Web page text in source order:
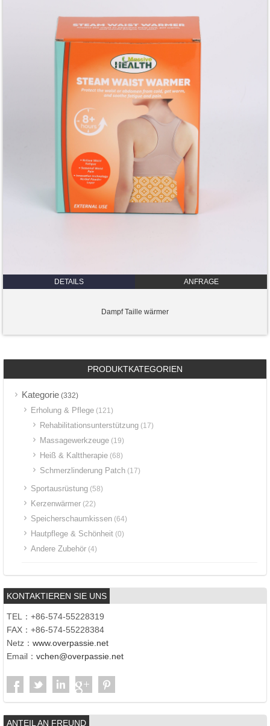
DETAILS ANFRAGE
Dampf Taille wärmer
PRODUKTKATEGORIEN
Kategorie (332)
Erholung & Pflege (121)
Rehabilitationsunterstützung (17)
Massagewerkzeuge (19)
Heiß & Kalttherapie (68)
Schmerzlinderung Patch (17)
Sportausrüstung (58)
Kerzenwärmer (22)
Speicherschaumkissen (64)
Hautpflege & Schönheit (0)
Andere Zubehör (4)
KONTAKTIEREN SIE UNS
TEL：+86-574-55228319
FAX：+86-574-55228384
Netz： www.overpassie.net
Email： vchen@overpassie.net
ANTEIL AN FREUND